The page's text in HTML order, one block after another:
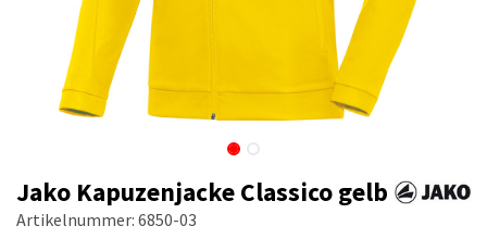
Jako Kapuzenjacke Classico gelb
Artikelnummer: 6850-03